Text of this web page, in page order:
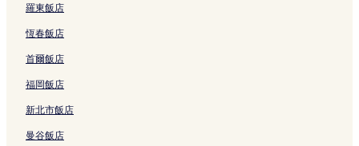
羅東飯店
恆春飯店
首爾飯店
福岡飯店
新北市飯店
曼谷飯店